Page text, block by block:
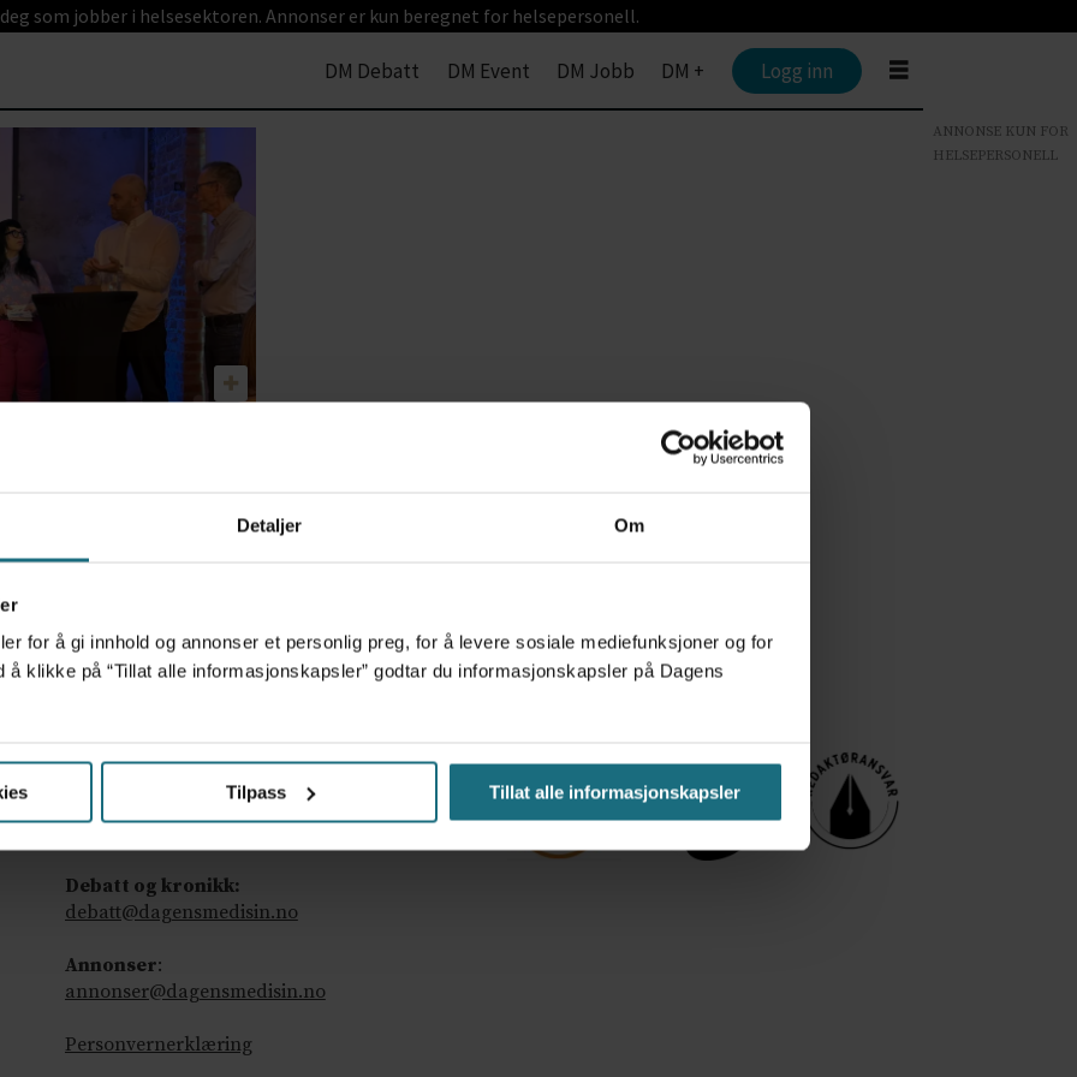
Detaljer Om
for å gi innhold og annonser et personlig preg, for å levere sosiale mediefunksjoner og for
å klikke på “Tillat alle informasjonskapsler” godtar du informasjonskapsler på Dagens
Tilpass Tillat alle informasjonskapsler
som jobber i helsesektoren. Annonser er kun beregnet for helsepersonell.
DM Debatt DM Event DM Jobb DM + Logg inn
for tett og
av
ANNONSE KUN FOR
HELSEPERSONELL
Debatt og kronikk:
debatt@dagensmedisin.no
Annonser:
annonser@dagensmedisin.no
Personvernerklæring